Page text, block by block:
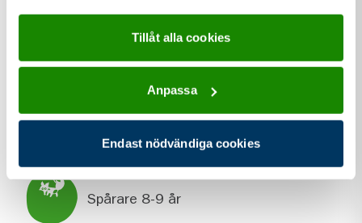
Tillåt alla cookies
Anpassa
Endast nödvändiga cookies
474 32Ellös
morlandascoutkar.se
Spårare 8-9 år